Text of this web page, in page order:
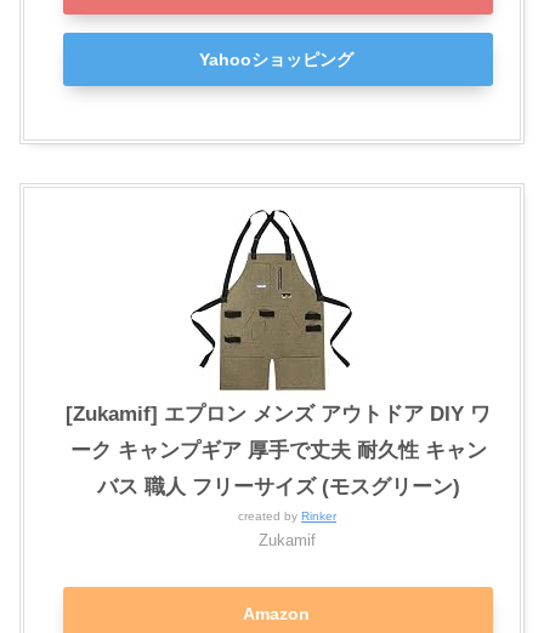
Yahooショッピング
[Zukamif] エプロン メンズ アウトドア DIY ワ
ーク キャンプギア 厚手で丈夫 耐久性 キャン
バス 職人 フリーサイズ (モスグリーン)
created by Rinker
Zukamif
Amazon